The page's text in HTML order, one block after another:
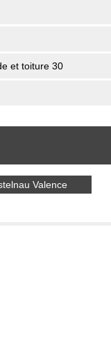
et toiture 30
Valence